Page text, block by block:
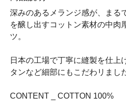
深みのあるメランジ感が、まる
を醸し出すコットン素材の中肉
ツ。
日本の工場で丁寧に縫製を仕上
タンなど細部にもこだわリまし
CONTENT _ COTTON 100%